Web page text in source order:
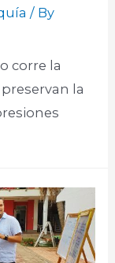
/ By
corre la
la